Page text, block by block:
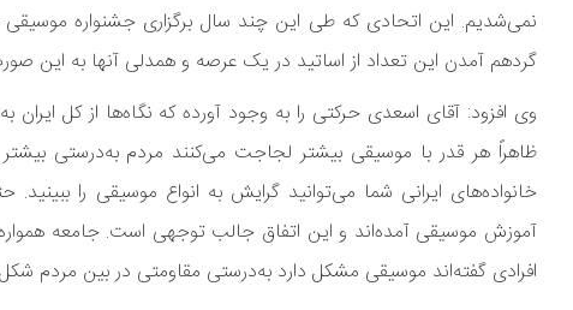
گردهم آمدن این تعداد از اساتید در یک عرصه و همدلی آنها به این
وی افزود: آقای اسعدی حرکتی را به وجود آورده که نگاه‌ها از کل
ظاهراً هر قدر با موسیقی بیشتر لجاجت می‌کنند مردم به‌درستی
خانواده‌های ایرانی شما می‌توانید گرایش به انواع موسیقی را
آموزش موسیقی آمده‌اند و این اتفاق جالب توجهی است. جامعه
افرادی گفته‌اند موسیقی مشکل دارد به‌درستی مقاومتی در بین مردم